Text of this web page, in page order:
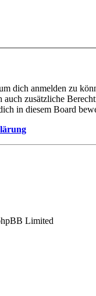
dich anmelden zu
zusätzliche
in diesem Board
Limited